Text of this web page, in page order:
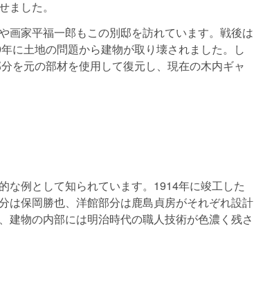
した。
画家平福一郎もこの別邸を訪れています。戦後は
に土地の問題から建物が取り壊されました。し
を元の部材を使用して復元し、現在の木内ギャ
な例として知られています。1914年に竣工した
は保岡勝也、洋館部分は鹿島貞房がそれぞれ設計
建物の内部には明治時代の職人技術が色濃く残さ